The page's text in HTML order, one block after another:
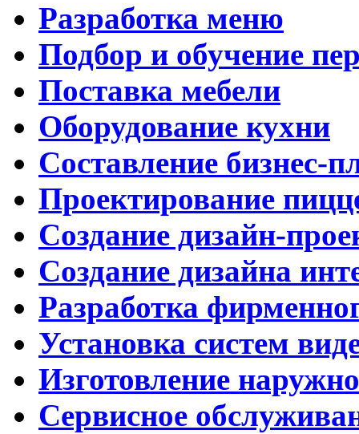
Разработка меню
Подбор и обучение
Поставка мебели
Оборудование кухни
Составление бизнес-
Проектирование
Создание дизайн-
Создание дизайна
Разработка
Установка систем
Изготовление
Сервисное